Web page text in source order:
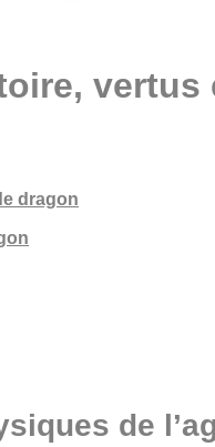
dragon
de